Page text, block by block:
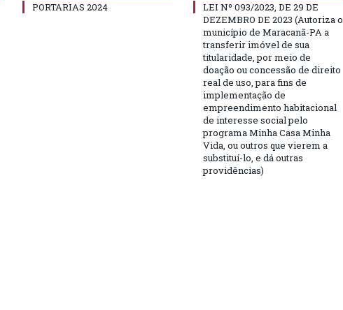
PORTARIAS 2024
LEI Nº 093/2023, DE 29 DE
DEZEMBRO DE 2023 (Autoriza o
município de Maracanã-PA a
transferir imóvel de sua
titularidade, por meio de
doação ou concessão de direito
real de uso, para fins de
implementação de
empreendimento habitacional
de interesse social pelo
programa Minha Casa Minha
Vida, ou outros que vierem a
substituí-lo, e dá outras
providências)